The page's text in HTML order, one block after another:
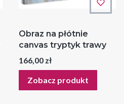
Obraz na płótnie
canvas tryptyk trawy
Cena
166,00 zł
Zobacz produkt